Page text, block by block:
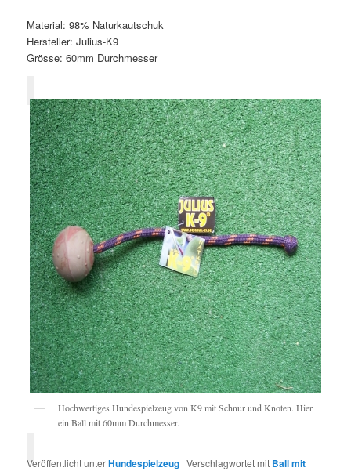
Material: 98% Naturkautschuk
Hersteller: Julius-K9
Grösse: 60mm Durchmesser
Hochwertiges Hundespielzeug von K9 mit Schnur und Knoten. Hier
ein Ball mit 60mm Durchmesser.
Veröffentlicht unterHundespielzeug |Verschlagwortet mit Ball mit